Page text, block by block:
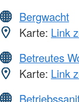
Bergwacht
Karte: Link
Betreutes
Karte: Link